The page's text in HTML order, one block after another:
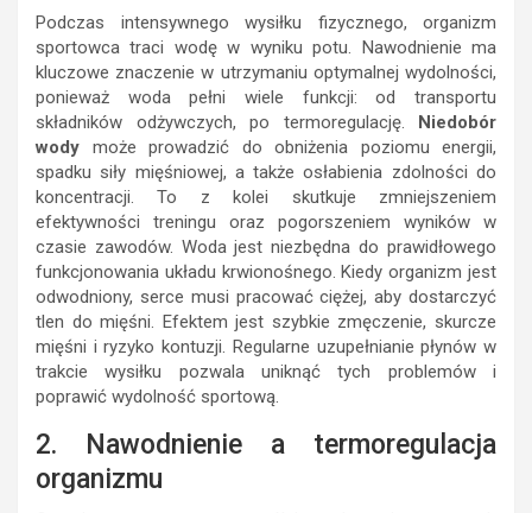
Podczas intensywnego wysiłku fizycznego, organizm
sportowca traci wodę w wyniku potu. Nawodnienie ma
kluczowe znaczenie w utrzymaniu optymalnej wydolności,
ponieważ woda pełni wiele funkcji: od transportu
składników odżywczych, po termoregulację.
Niedobór
wody może prowadzić do obniżenia poziomu energii,
spadku siły mięśniowej, a także osłabienia zdolności do
koncentracji. To z kolei skutkuje zmniejszeniem
efektywności treningu oraz pogorszeniem wyników w
czasie zawodów. Woda jest niezbędna do prawidłowego
funkcjonowania układu krwionośnego. Kiedy organizm jest
odwodniony, serce musi pracować ciężej, aby dostarczyć
tlen do mięśni. Efektem jest szybkie zmęczenie, skurcze
mięśni i ryzyko kontuzji. Regularne uzupełnianie płynów w
trakcie wysiłku pozwala uniknąć tych problemów i
poprawić wydolność sportową.
2. Nawodnienie a termoregulacja
organizmu